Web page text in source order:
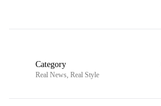
Category
Real News Real Style